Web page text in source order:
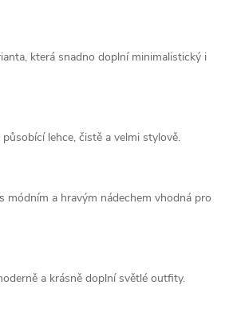
která snadno doplní minimalistický i
lehce, čistě a velmi stylově.
módním a hravým nádechem vhodná pro
a krásně doplní světlé outfity.